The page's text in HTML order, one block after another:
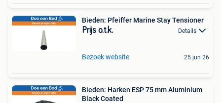
Bieden: Pfeiffer Marine Stay Tensioner
Prijs o.t.k. Details
Bezoek website 25 jun 26
Bieden: Harken ESP 75 mm Aluminium
Black Coated